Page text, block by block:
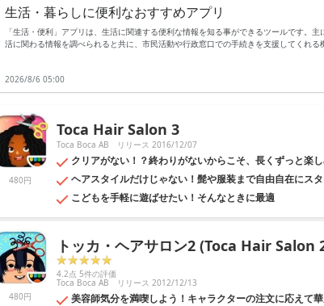
生活・暮らしに便利なおすすめアプリ
「生活・便利」アプリは、生活に関連する便利な情報を知る事ができるツールです。
活に関わる情報を調べられると共に、市民活動や行政窓口での手続きを支援してくれる
ては、わざわざ役所の窓口まで行かなくても、アプリだけで実行できる事もあります。
を、できるだけ便利にしたい時などは、アプリをダウンロードしておくと良いでしょう
2026/8/6 05:00
480円
Toca Hair Salon 3
Toca Boca AB リリース 2016/12/07
クリアがない！？終わりがないからこそ、長くずっと楽し
ヘアスタイルだけじゃない！髭や服装まで自由自在にスタ
こどもを手軽に遊ばせたい！そんなときに最適
480円
トッカ・ヘアサロン2 (Toca Hair Salon
4.2点 5件の評価
Toca Boca AB リリース 2012/12/13
美容師気分を満喫しよう！キャラクターの注文に応えて